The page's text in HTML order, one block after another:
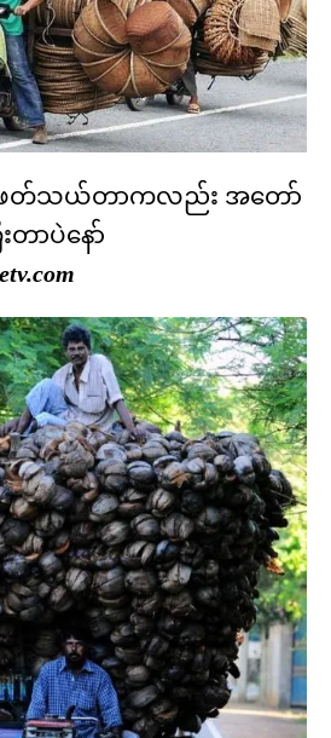
ဖတ်သယ်တာကလည်း အတော်
ာပဲနော်